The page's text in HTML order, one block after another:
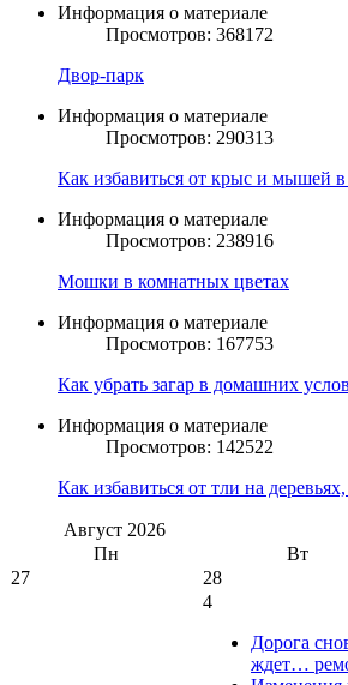
Информация о материале
Просмотров: 368172
Двор-парк
Информация о материале
Просмотров: 290313
Как избавиться от крыс и мышей
Информация о материале
Просмотров: 238916
Мошки в комнатных цветах
Информация о материале
Просмотров: 167753
Как убрать загар в домашних
Информация о материале
Просмотров: 142522
Как избавиться от тли на
Август 2026
Пн
Вт
27
28
4
Дорога
ждет…